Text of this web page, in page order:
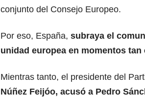
conjunto del Consejo Europeo.
Por eso, España, subraya el
unidad europea en momentos
Mientras tanto, el presidente del
Núñez Feijóo, acusó a Pedro